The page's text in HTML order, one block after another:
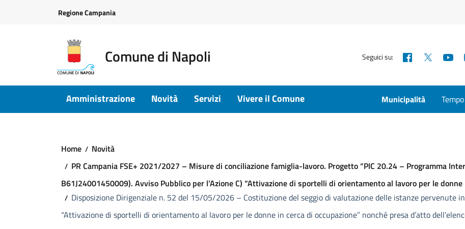
Regione Campania
Comune di Napoli Seguici su: Facebook
Amministrazione Novità Servizi Vivere il Comune Municipalità
Home
Novità
PR Campania FSE+ 2021/2027 – Misure di conciliazione famiglia-lavoro. Progetto “PIC 20.24 – Programma
B61J24001450009). Avviso Pubblico per l’Azione C) “Attivazione di sportelli di orientamento al lavoro per le donne
Disposizione Dirigenziale n. 52 del 15/05/2026 – Costituzione del seggio di valutazione delle istanze pervenute in
“Attivazione di sportelli di orientamento al lavoro per le donne in cerca di occupazione” nonché presa d’atto